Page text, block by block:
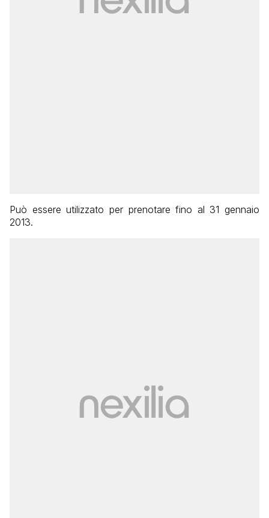
Può essere utilizzato per prenotare fino al 31 gennaio
2013.